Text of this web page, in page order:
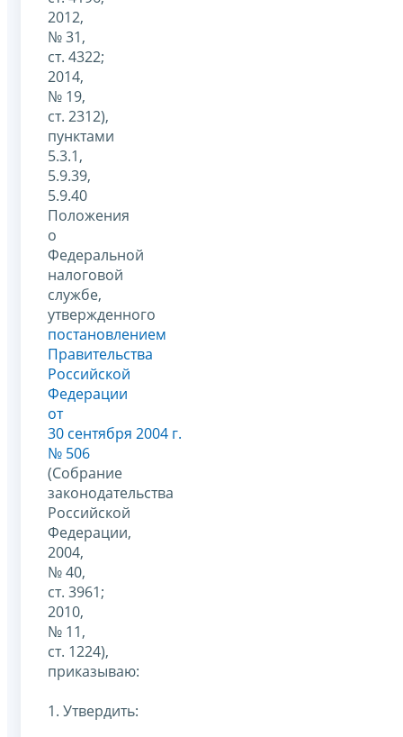
2012,
№ 31,
ст. 4322;
2014,
№ 19,
ст. 2312),
пунктами
5.3.1,
5.9.39,
5.9.40
Положения
о
Федеральной
налоговой
службе,
утвержденного
постановлением
Правительства
Российской
Федерации
от
30 сентября 2004 г.
№ 506
(Собрание
законодательства
Российской
Федерации,
2004,
№ 40,
ст. 3961;
2010,
№ 11,
ст. 1224),
приказываю:
1. Утвердить: